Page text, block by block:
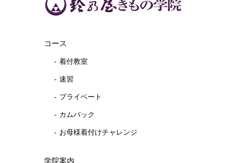
コース
着付教室
速習
プライベート
カムバック
お母様着付けチャレンジ
学院案内